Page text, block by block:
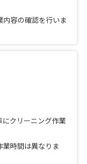
容の確認を行いま
クリーニング作業
業時間は異なりま